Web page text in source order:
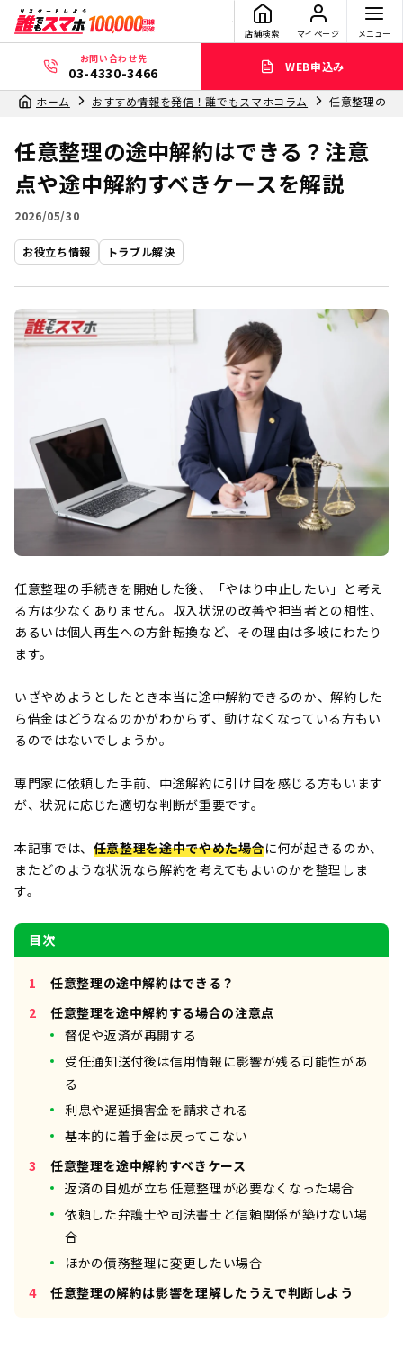
店舗検索 マイページ メニュー
お問い合わせ先
03-4330-3466 WEB申込み
ホーム おすすめ情報を発信！誰でもスマホコラム 任意整理の途
任意整理の途中解約はできる？注意
点や途中解約すべきケースを解説
2026/05/30
お役立ち情報 トラブル解決
任意整理の手続きを開始した後、「やはり中止したい」と考え
る方は少なくありません。収入状況の改善や担当者との相性、
あるいは個人再生への方針転換など、その理由は多岐にわたり
ます。
いざやめようとしたとき本当に途中解約できるのか、解約した
ら借金はどうなるのかがわからず、動けなくなっている方もい
るのではないでしょうか。
専門家に依頼した手前、中途解約に引け目を感じる方もいます
が、状況に応じた適切な判断が重要です。
本記事では、 任意整理を途中でやめた場合に何が起きるのか、
またどのような状況なら解約を考えてもよいのかを整理しま
す。
目次
任意整理の途中解約はできる？
任意整理を途中解約する場合の注意点
督促や返済が再開する
受任通知送付後は信用情報に影響が残る可能性があ
る
利息や遅延損害金を請求される
基本的に着手金は戻ってこない
任意整理を途中解約すべきケース
返済の目処が立ち任意整理が必要なくなった場合
依頼した弁護士や司法書士と信頼関係が築けない場
合
ほかの債務整理に変更したい場合
任意整理の解約は影響を理解したうえで判断しよう